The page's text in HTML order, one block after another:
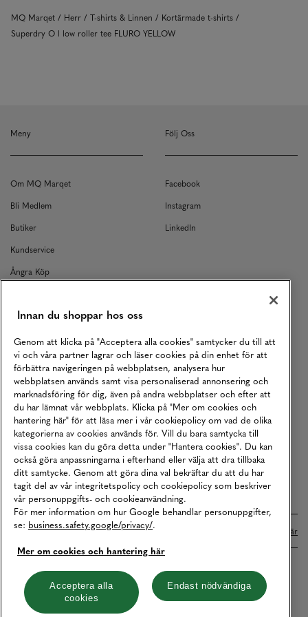
MQ Marqet Herr T-shirts & Linnen
Kortärmade t-shirts
Superdry O l low roller tee FLURO YELLOW
Meny
Om MQ Marqet
Bli Medlem
Butiker
Kundservice
Ångra Köp
Returer
Köpvillkor
Karriär
Vårt Ansvar
Våra Tjänster
Press
Studentrabatt
B2B
Tillgänglighetsredogörelse
Följ Oss
Facebook
Instagram
LinkedIn
Betalningar online sköts i samarbete med Klarna. Läs mer här
Cookies Integritetspolicy
Hantera cookies
Innan du shoppar hos oss
Genom att klicka på "Acceptera alla cookies" samtycker du till att
vi och våra partner lagrar och läser cookies på din enhet för att
förbättra navigeringen på webbplatsen, analysera hur
webbplatsen används samt visa personaliserad annonsering och
marknadsföring för dig, även på andra webbplatser och efter att
du har lämnat vår webbplats. Klicka på "Mer om cookies och
hantering här" för att läsa mer i vår cookiepolicy om vad de olika
kategorierna av cookies används för. Vill du bara samtycka till
vissa cookies kan du göra detta under "Hantera cookies". Du kan
också göra anpassningarna i efterhand eller välja att dra tillbaka
ditt samtycke. Genom att göra dina val bekräftar du att du har
tagit del av vår integritetspolicy och cookiepolicy som beskriver
vår personuppgifts- och cookieanvändning.
För mer information om hur Google behandlar personuppgifter,
se: business.safety.google/privacy/.
Mer om cookies och hantering här
Acceptera alla
cookies
Endast nödvändiga